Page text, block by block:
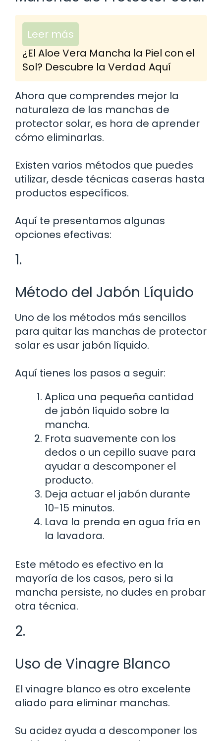
Leer más
¿El Aloe Vera Mancha la Piel con el
Sol? Descubre la Verdad Aquí
Ahora que comprendes mejor la
naturaleza de las manchas de
protector solar, es hora de aprender
cómo eliminarlas.
Existen varios métodos que puedes
utilizar, desde técnicas caseras hasta
productos específicos.
Aquí te presentamos algunas
opciones efectivas:
1.
Método del Jabón Líquido
Uno de los métodos más sencillos
para quitar las manchas de protector
solar es usar jabón líquido.
Aquí tienes los pasos a seguir:
Aplica una pequeña cantidad
de jabón líquido sobre la
mancha.
Frota suavemente con los
dedos o un cepillo suave para
ayudar a descomponer el
producto.
Deja actuar el jabón durante
10-15 minutos.
Lava la prenda en agua fría en
la lavadora.
Este método es efectivo en la
mayoría de los casos, pero si la
mancha persiste, no dudes en probar
otra técnica.
2.
Uso de Vinagre Blanco
El vinagre blanco es otro excelente
aliado para eliminar manchas.
Su acidez ayuda a descomponer los